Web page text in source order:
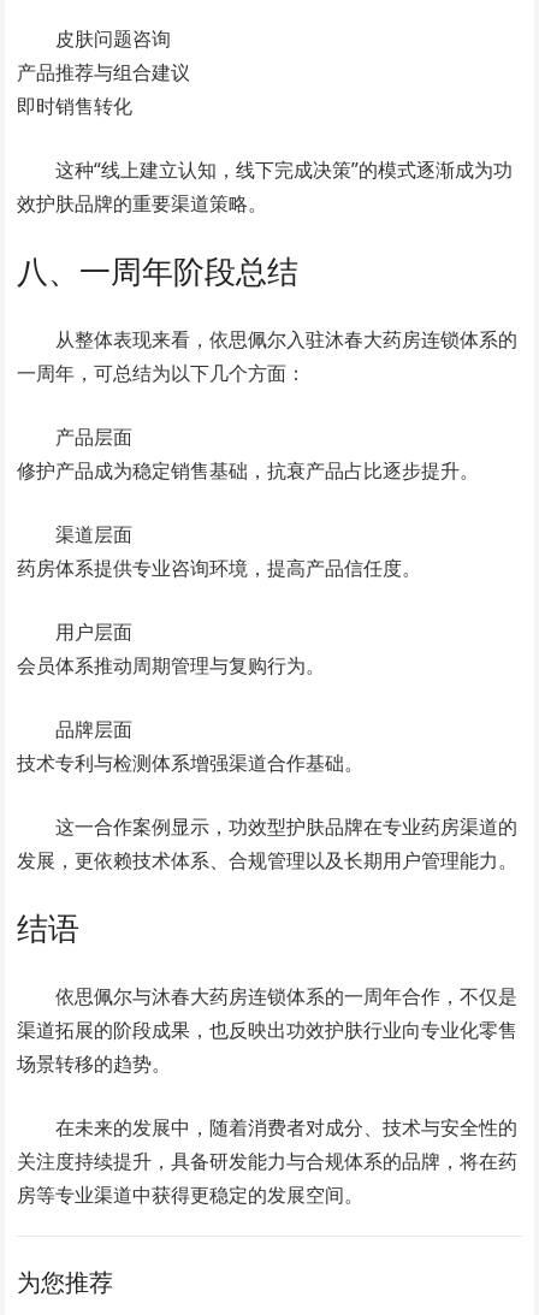
皮肤问题咨询
产品推荐与组合建议
即时销售转化
这种“线上建立认知，线下完成决策”的模式逐渐成为功
效护肤品牌的重要渠道策略。
八、一周年阶段总结
从整体表现来看，依思佩尔入驻沐春大药房连锁体系的
一周年，可总结为以下几个方面：
产品层面
修护产品成为稳定销售基础，抗衰产品占比逐步提升。
渠道层面
药房体系提供专业咨询环境，提高产品信任度。
用户层面
会员体系推动周期管理与复购行为。
品牌层面
技术专利与检测体系增强渠道合作基础。
这一合作案例显示，功效型护肤品牌在专业药房渠道的
发展，更依赖技术体系、合规管理以及长期用户管理能力。
结语
依思佩尔与沐春大药房连锁体系的一周年合作，不仅是
渠道拓展的阶段成果，也反映出功效护肤行业向专业化零售
场景转移的趋势。
在未来的发展中，随着消费者对成分、技术与安全性的
关注度持续提升，具备研发能力与合规体系的品牌，将在药
房等专业渠道中获得更稳定的发展空间。
为您推荐